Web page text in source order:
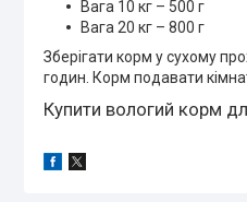
Вага 10 кг – 500 г
Вага 20 кг – 800 г
Зберігати корм у сухому
годин. Корм подавати
Купити вологий корм